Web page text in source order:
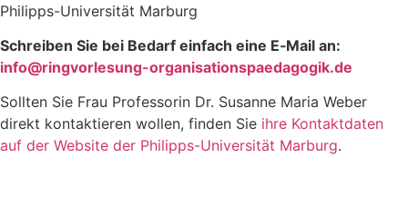
Phil­ipps-Uni­ver­si­tät Mar­burg
Schrei­ben Sie bei Bedarf ein­fach eine E‑Mail an:
info@ringvorlesung-organisationspaedagogik.de
Soll­ten Sie Frau Pro­fes­so­rin Dr. Susan­ne Maria Weber
direkt kon­tak­tie­ren wol­len, fin­den Sie ihre Kon­takt­da­ten
auf der Web­site der Phil­ipps-Uni­ver­si­tät Mar­burg.